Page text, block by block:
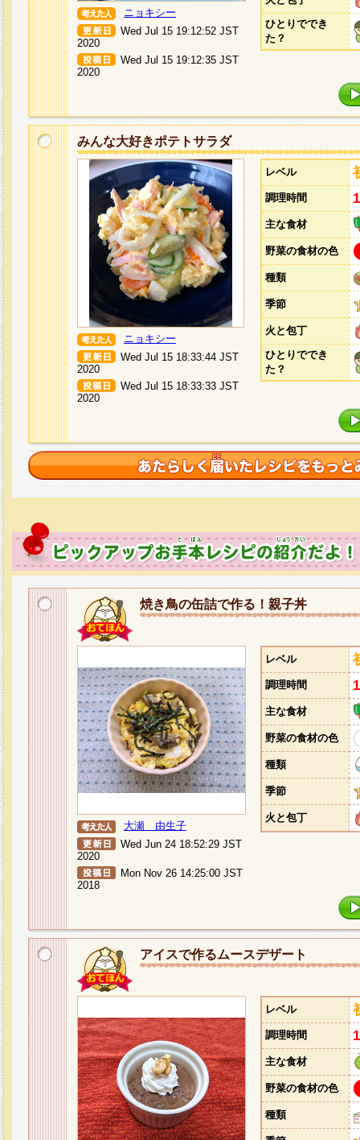
ニョキシー
Wed Jul 15 19:12:52 JST
2020
Wed Jul 15 19:12:35 JST
2020
ひとりででき
た？
みんな大好きポテトサラダ
ニョキシー
Wed Jul 15 18:33:44 JST
2020
Wed Jul 15 18:33:33 JST
2020
レベル
調理時間
主な食材
野菜の食材の色
種類
季節
火と包丁
ひとりででき
た？
焼き鳥の缶詰で作る！親子丼
大瀬 由生子
Wed Jun 24 18:52:29 JST
2020
Mon Nov 26 14:25:00 JST
2018
レベル
調理時間
主な食材
野菜の食材の色
種類
季節
火と包丁
アイスで作るムースデザート
レベル
調理時間
主な食材
野菜の食材の色
種類